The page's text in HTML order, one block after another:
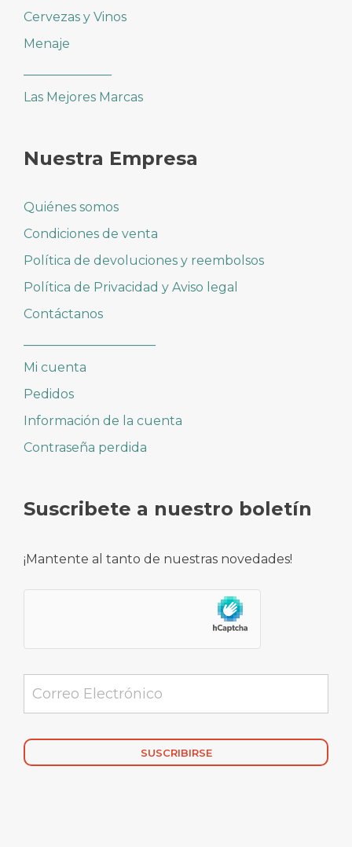
Cervezas y Vinos
Menaje
Las Mejores Marcas
Nuestra Empresa
Quiénes somos
Condiciones de venta
Política de devoluciones y reembolsos
Política de Privacidad y Aviso legal
Contáctanos
Mi cuenta
Pedidos
Información de la cuenta
Contraseña perdida
Suscribete a nuestro boletín
¡Mantente al tanto de nuestras novedades!